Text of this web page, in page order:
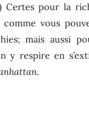
Certes pour la
comme vous
mais aussi
y respire en
.